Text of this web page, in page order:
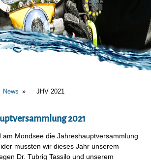
News JHV 2021
2021
am Mondsee die Jahreshauptversammlung
mussten wir dieses Jahr unserem
Dr. Tubrig Tassilo und unserem